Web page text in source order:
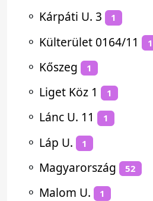
⚬ Kárpáti U. 3 1
⚬ Külterület 0164/11 1
⚬ Kőszeg 1
⚬ Liget Köz 1 1
⚬ Lánc U. 11 1
⚬ Láp U. 1
⚬ Magyarország 52
⚬ Malom U. 1